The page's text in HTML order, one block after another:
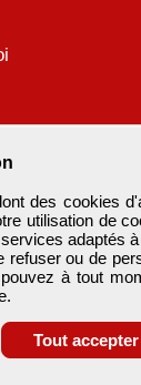
des cookies
utilisation de
adaptés
ou de
à tout
Tout accepter